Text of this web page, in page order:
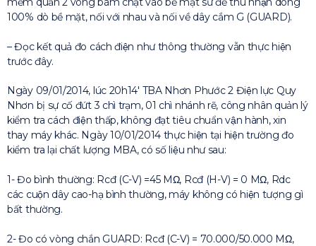
100% dò bề mặt, nối với nhau và nối về dây cắm G (GUARD).
– Đọc kết quả đo cách điện như thông thường vẫn thực hiện
trước đây.
Ngày 09/01/2014, lúc 20h14′ TBA Nhơn Phước 2 Điện lực Quy
Nhơn bị sự cố đứt 3 chì trạm, 01 chì nhánh rẽ, công nhân quản lý
kiểm tra cách điện thấp, không đạt tiêu chuẩn vận hành, xin
thay máy khác. Ngày 10/01/2014 thực hiện tại hiện trường đo
kiểm tra lại chất lượng MBA, có số liệu như sau:
1- Đo bình thường: Rcđ (C-V) =45 MΩ, Rcđ (H-V) = 0 MΩ, Rdc
các cuộn dây cao-hạ bình thường, máy không có hiện tượng gì
bất thường.
2- Đo có vòng chắn GUARD: Rcđ (C-V) = 70.000/50.000 MΩ,